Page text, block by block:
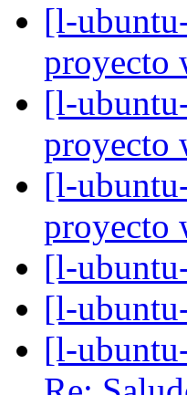
[l-
proyecto
[l-
proyecto
[l-
proyecto
[l-
[l-
[l-